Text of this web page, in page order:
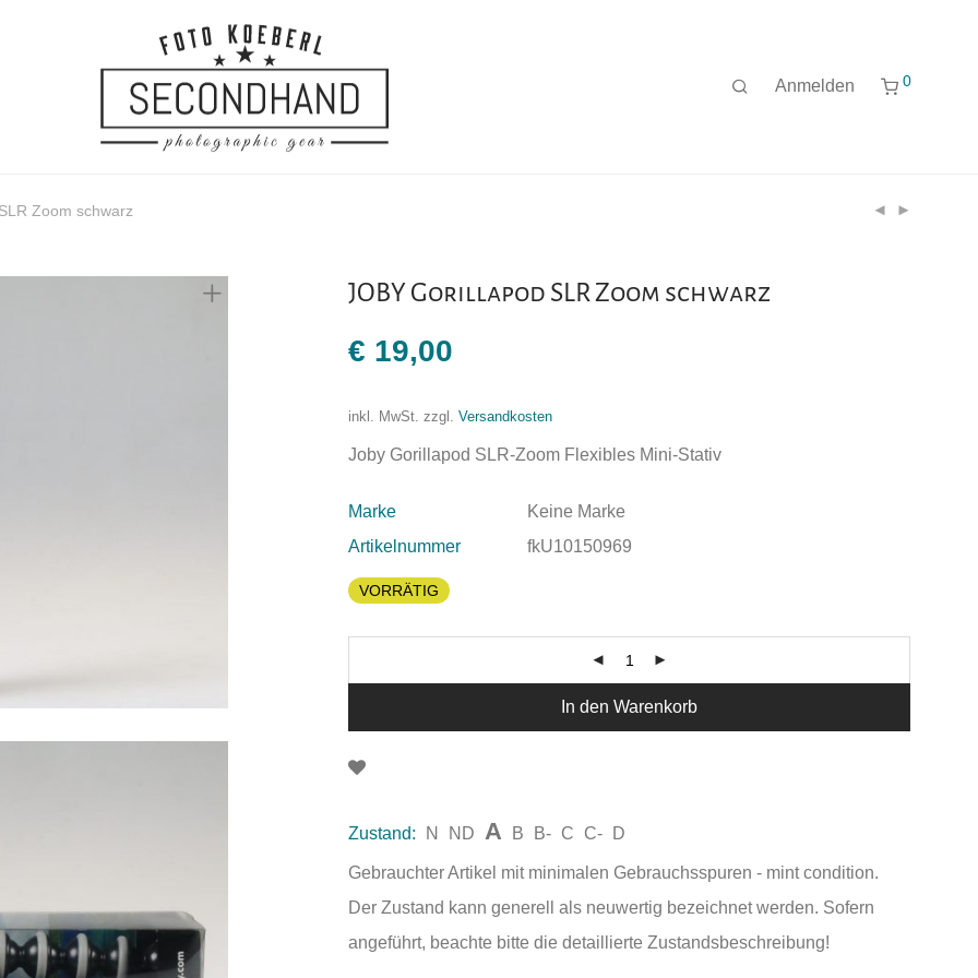
Anmelden 0
Zoom schwarz
JOBY Gorillapod SLR Zoom schwarz
€ 19,00
inkl. MwSt. zzgl. Versandkosten
Joby Gorillapod SLR-Zoom Flexibles Mini-Stativ
Marke
Keine Marke
Artikelnummer
fkU10150969
VORRÄTIG
In den Warenkorb
Zustand: N ND A B B- C C- D
Gebrauchter Artikel mit minimalen Gebrauchsspuren - mint condition.
Der Zustand kann generell als neuwertig bezeichnet werden. Sofern
angeführt, beachte bitte die detaillierte Zustandsbeschreibung!